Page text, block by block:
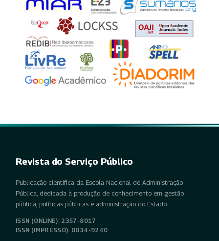
Revista do Serviço Público
Publicação científica da Escola Nacional de Administração
Pública, dedicada à produção de conhecimento em gestão
pública, políticas públicas e administração do Estado.
ISSN (ONLINE): 2357-8017
ISSN (IMPRESSO): 0034-9240